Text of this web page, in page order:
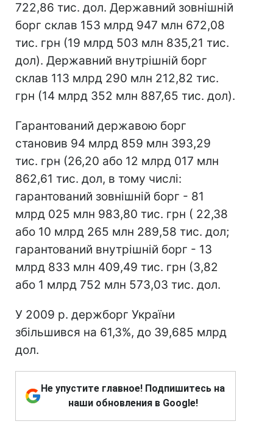
722,86 тис. дол. Державний зовнішній
борг склав 153 млрд 947 млн 672,08
тис. грн (19 млрд 503 млн 835,21 тис.
дол). Державний внутрішній борг
склав 113 млрд 290 млн 212,82 тис.
грн (14 млрд 352 млн 887,65 тис. дол).
Гарантований державою борг
становив 94 млрд 859 млн 393,29
тис. грн (26,20 або 12 млрд 017 млн
862,61 тис. дол, в тому числі:
гарантований зовнішній борг - 81
млрд 025 млн 983,80 тис. грн ( 22,38
або 10 млрд 265 млн 289,58 тис. дол;
гарантований внутрішній борг - 13
млрд 833 млн 409,49 тис. грн (3,82
або 1 млрд 752 млн 573,03 тис. дол.
У 2009 р. держборг України
збільшився на 61,3%, до 39,685 млрд
дол.
Не упустите главное! Подпишитесь на
наши обновления в Google!